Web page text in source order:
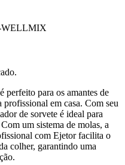
WELLMIX
perfeito para os amantes de
profissional em casa. Com seu
de sorvete é ideal para
um sistema de molas, a
com Ejetor facilita o
colher, garantindo uma